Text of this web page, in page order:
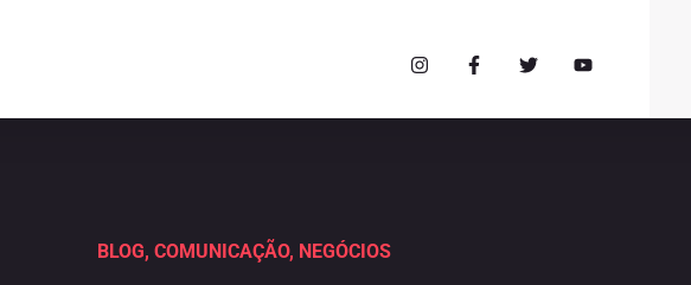
BLOG, COMUNICAÇÃO, NEGÓCIOS